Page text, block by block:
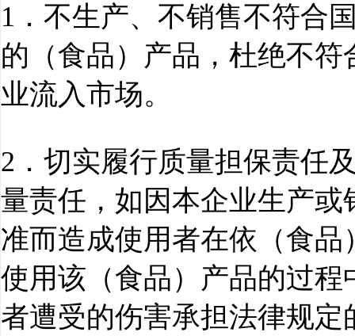
1．不生产、不销售不符合
的（食品）产品，杜绝不
业流入市场。
2．切实履行质量担保责任
量责任，如因本企业生产
准而造成使用者在依（食
使用该（食品）产品的过
者遭受的伤害承担法律规定